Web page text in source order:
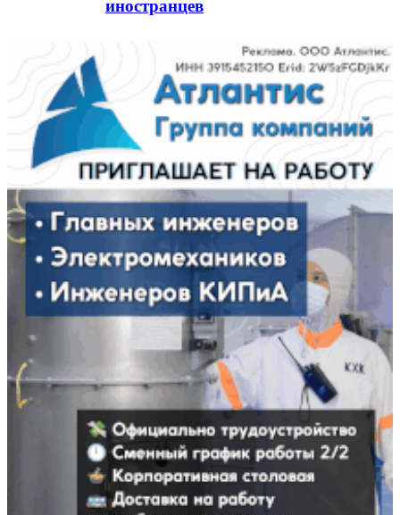
иностранцев